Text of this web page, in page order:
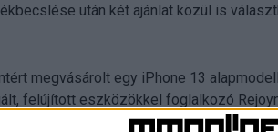
után két ajánlat közül is
megvásárolt egy iPhone 13
felújított eszközökkel foglalkozó